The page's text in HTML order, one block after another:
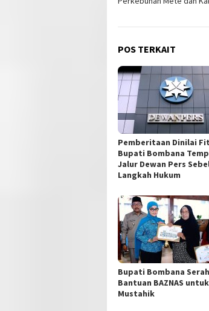
POS TERKAIT
Pemberitaan Dinilai
Bupati Bombana
Jalur Dewan Pers
Langkah Hukum
Bupati Bombana
Bantuan BAZNAS
Mustahik